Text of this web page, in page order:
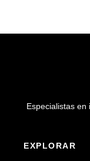
Especialistas en
EXPLORAR